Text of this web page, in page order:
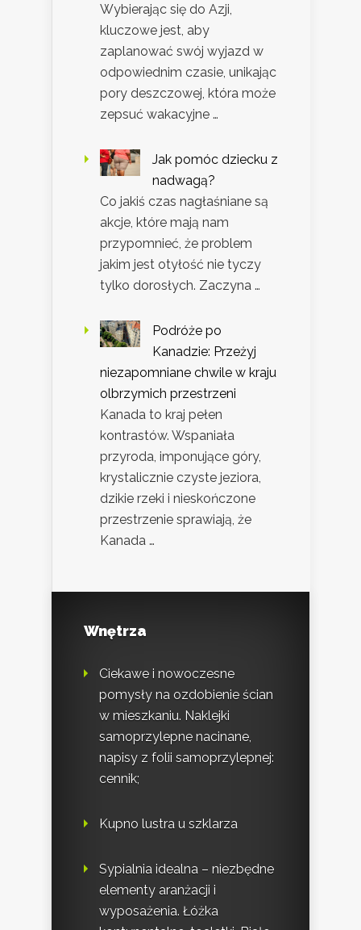
Wybierając się do Azji,
kluczowe jest, aby
zaplanować swój wyjazd w
odpowiednim czasie, unikając
pory deszczowej, która może
zepsuć wakacyjne …
Jak pomóc dziecku z
nadwagą?
Co jakiś czas nagłaśniane są
akcje, które mają nam
przypomnieć, że problem
jakim jest otyłość nie tyczy
tylko dorosłych. Zaczyna …
Podróże po
Kanadzie: Przeżyj
niezapomniane chwile w kraju
olbrzymich przestrzeni
Kanada to kraj pełen
kontrastów. Wspaniała
przyroda, imponujące góry,
krystalicznie czyste jeziora,
dzikie rzeki i nieskończone
przestrzenie sprawiają, że
Kanada …
Wnętrza
Ciekawe i nowoczesne
pomysły na ozdobienie ścian
w mieszkaniu. Naklejki
samoprzylepne nacinane,
napisy z folii samoprzylepnej:
cennik;
Kupno lustra u szklarza
Sypialnia idealna – niezbędne
elementy aranżacji i
wyposażenia. Łóżka